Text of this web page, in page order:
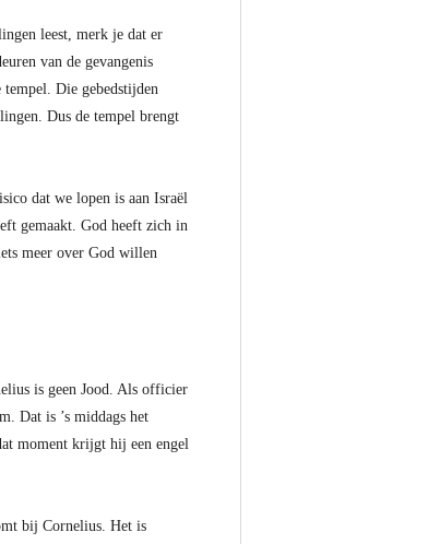
leest, merk je dat er
van de gevangenis
Die gebedstijden
Dus de tempel brengt
dat we lopen is aan Israël
gemaakt. God heeft zich in
meer over God willen
is geen Jood. Als officier
Dat is ’s middags het
moment krijgt hij een engel
bij Cornelius. Het is